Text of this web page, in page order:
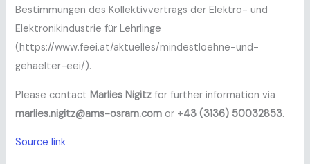
Bestimmungen des Kollektivvertrags der Elektro- und
Elektronikindustrie für Lehrlinge
(https://www.feei.at/aktuelles/mindestloehne-und-
gehaelter-eei/).
Please contact Marlies Nigitz for further information via
marlies.nigitz@ams-osram.com or +43 (3136) 50032853.
Source link